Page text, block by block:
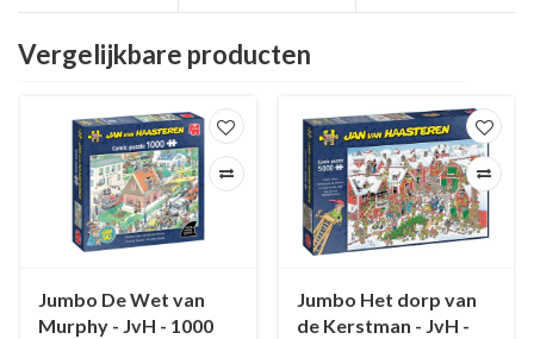
Vergelijkbare producten
Jumbo De Wet van
Murphy - JvH - 1000
Jumbo Het dorp van
de Kerstman - JvH -